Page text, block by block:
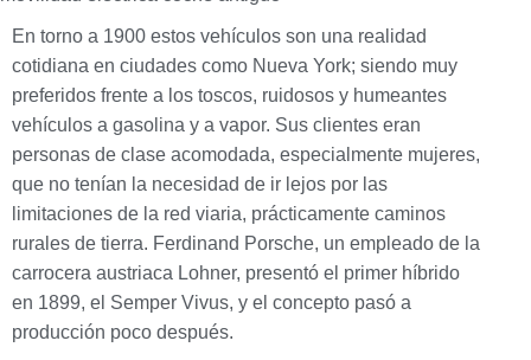
En torno a 1900 estos vehículos son una realidad
cotidiana en ciudades como Nueva York; siendo muy
preferidos frente a los toscos, ruidosos y humeantes
vehículos a gasolina y a vapor. Sus clientes eran
personas de clase acomodada, especialmente mujeres,
que no tenían la necesidad de ir lejos por las
limitaciones de la red viaria, prácticamente caminos
rurales de tierra. Ferdinand Porsche, un empleado de la
carrocera austriaca Lohner, presentó el primer híbrido
en 1899, el Semper Vivus, y el concepto pasó a
producción poco después.